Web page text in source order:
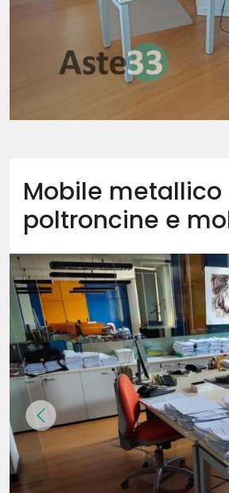
Mobile metallico
poltroncine e